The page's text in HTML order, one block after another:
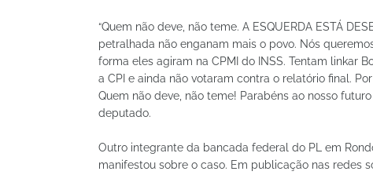
“Quem não deve, não teme. A ESQUERDA ESTÁ
petralhada não enganam mais o povo. Nós
forma eles agiram na CPMI do INSS. Tentam linkar
a CPI e ainda não votaram contra o relatório final.
Quem não deve, não teme! Parabéns ao nosso
deputado.
Outro integrante da bancada federal do PL em
manifestou sobre o caso. Em publicação nas redes